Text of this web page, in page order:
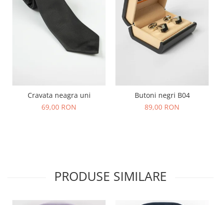
Cravata neagra uni
69,00 RON
Butoni negri B04
89,00 RON
PRODUSE SIMILARE